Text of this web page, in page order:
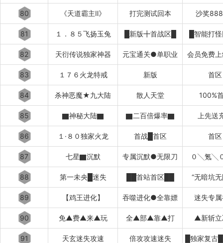
80 《天道霸主Ⅱ》 打完测试回本 沙奖
81 １．８５飞扬玉兔 █新版╋首战区█ █智能打
82 天衍传说独家神器 元宝通关●单职业 会员免费
83 １７６火龙特戒 新版 首区
84 杀神恶魔★九大陆 散人天堂 100%
85 ▇神秘大陆▇ ▇二百倍爆率▇ 上先送
86 １·８０独家火龙 首战█首区 首区
87 七星▇沉默 专属沉默●无限刀 ０╲氪╲
88 第一未央█迷失 ██首站首区██ “无暗坑
89 【鸡王进化】 吞噬进化●全靠嫖 迷失专
90 免▲费▲来▲玩 全▲部▲靠▲打 ▲新斩
91 天玄迷失攻速 倍攻攻速迷失